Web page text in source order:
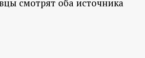
смотрят оба источника